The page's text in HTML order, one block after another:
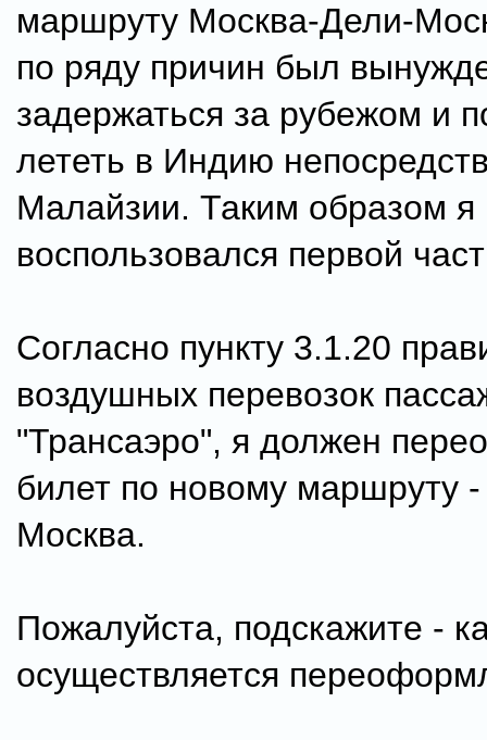
маршруту Москва-Дели-
по ряду причин был
задержаться за рубежом и
лететь в Индию
Малайзии. Таким образом я
воспользовался первой
Согласно пункту 3.1.20
воздушных перевозок
"Трансаэро", я должен
билет по новому маршруту
Москва.
Пожалуйста, подскажите -
осуществляется